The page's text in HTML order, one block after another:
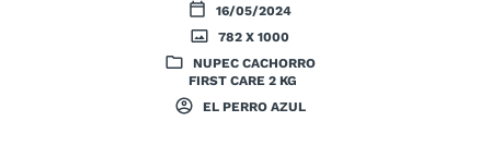
16/05/2024
782 X 1000
NUPEC CACHORRO
FIRST CARE 2 KG
EL PERRO AZUL